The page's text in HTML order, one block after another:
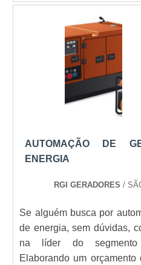
a versatilidade,
diferentes potências. Isso
necessidade energética do
de
é possível firmar
mensais e até
REALIZAR A LOCAÇÃO
Geradores tem expressivo
em contato agora mesmo
AUTOMAÇÃO DE
ENERGIA
RGI GERADORES /
Se alguém busca por
de energia, sem dúvidas,
na líder do segmento
Elaborando um